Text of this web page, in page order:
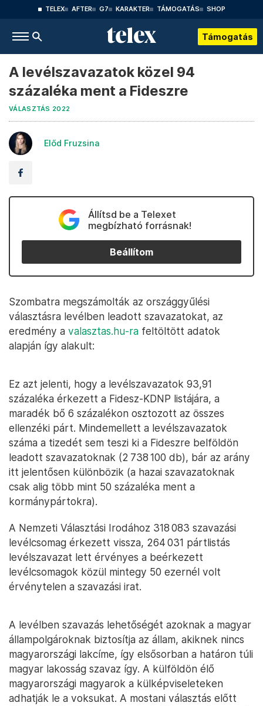
TELEX AFTER G7 KARAKTER TÁMOGATÁS SHOP
Támogatás
A levélszavazatok közel 94
százaléka ment a Fideszre
VÁLASZTÁS 2022
Előd Fruzsina
Állítsd be a Telexet
megbízható forrásnak!
Beállítom
Szombatra megszámolták az országgyűlési
választásra levélben leadott szavazatokat, az
eredmény a valasztas.hu-ra feltöltött adatok
alapján így alakult:
Ez azt jelenti, hogy a levélszavazatok 93,91
százaléka érkezett a Fidesz-KDNP listájára, a
maradék bő 6 százalékon osztozott az összes
ellenzéki párt. Mindemellett a levélszavazatok
száma a tizedét sem teszi ki a Fideszre belföldön
leadott szavazatoknak (2 738 100 db), bár az arány
itt jelentősen különbözik (a hazai szavazatoknak
csak alig több mint 50 százaléka ment a
kormánypártokra).
A Nemzeti Választási Irodához 318 083 szavazási
levélcsomag érkezett vissza, 264 031 pártlistás
levélszavazat lett érvényes a beérkezett
levélcsomagok közül mintegy 50 ezernél volt
érvénytelen a szavazási irat.
A levélben szavazás lehetőségét azoknak a magyar
állampolgároknak biztosítja az állam, akiknek nincs
magyarországi lakcíme, így elsősorban a határon túli
magyar lakosság szavaz így. A külföldön élő
magyarországi magyarok a külképviseleteken
adhatják le a voksukat. A mostani választás előtt